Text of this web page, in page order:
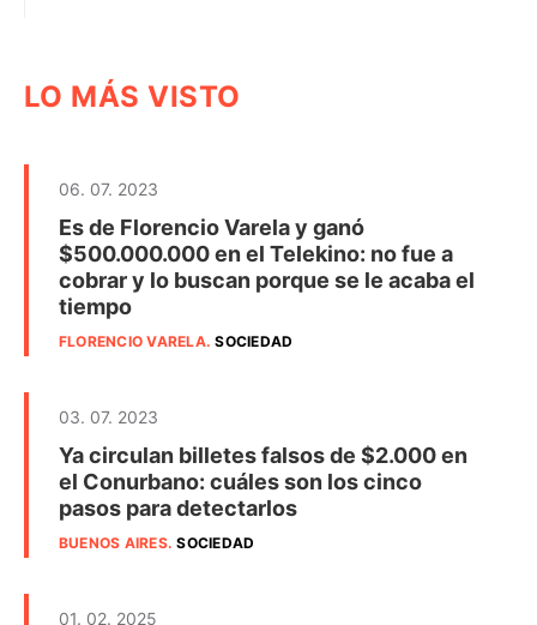
LO MÁS VISTO
06. 07. 2023
Es de Florencio Varela y ganó
$500.000.000 en el Telekino: no fue a
cobrar y lo buscan porque se le acaba el
tiempo
FLORENCIO VARELA.SOCIEDAD
03. 07. 2023
Ya circulan billetes falsos de $2.000 en
el Conurbano: cuáles son los cinco
pasos para detectarlos
BUENOS AIRES.SOCIEDAD
01. 02. 2025